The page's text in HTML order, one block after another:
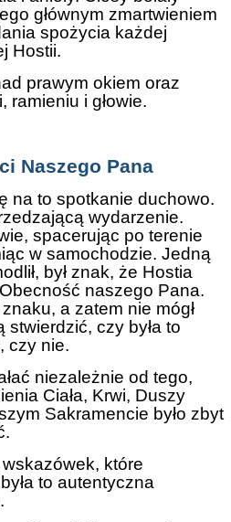
głównym zmartwieniem
spożycia każdej
Hostii.
prawym okiem oraz
ramieniu i głowie.
Naszego Pana
na to spotkanie duchowo.
wydarzenie.
spacerując po terenie
w samochodzie. Jedną
był znak, że Hostia
naszego Pana.
a zatem nie mógł
stwierdzić, czy była to
czy nie.
niezależnie od tego,
Ciała, Krwi, Duszy
Sakramencie było zbyt
które
to autentyczna